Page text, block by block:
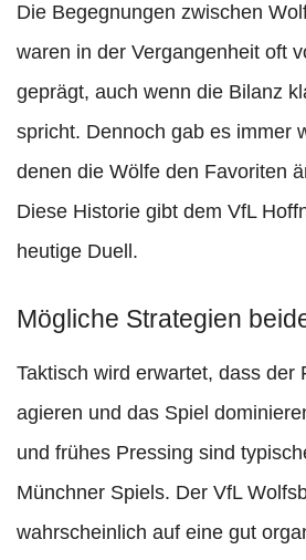
Die Begegnungen zwischen
waren in der Vergangenheit oft
geprägt, auch wenn die Bilanz
spricht. Dennoch gab es immer
denen die Wölfe den Favoriten
Diese Historie gibt dem VfL
heutige Duell.
Mögliche Strategien
Taktisch wird erwartet, dass der
agieren und das Spiel
und frühes Pressing sind
Münchner Spiels. Der VfL
wahrscheinlich auf eine gut